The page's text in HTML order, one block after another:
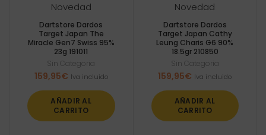
Novedad
Dartstore Dardos
Target Japan The
Miracle Gen7 Swiss 95%
23g 191011
Sin Categoria
159,95€ Iva incluido
AÑADIR AL
CARRITO
Novedad
Dartstore Dardos
Target Japan Cathy
Leung Charis G6 90%
18.5gr 210850
Sin Categoria
159,95€ Iva incluido
AÑADIR AL
CARRITO